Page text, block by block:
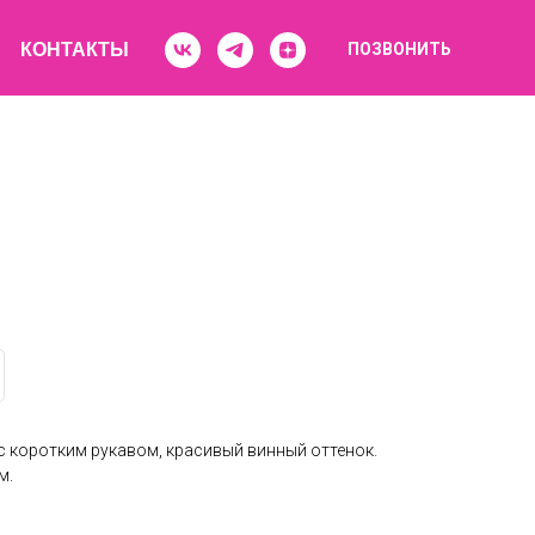
КОНТАКТЫ ПОЗВОНИТЬ
коротким рукавом, красивый винный оттенок.